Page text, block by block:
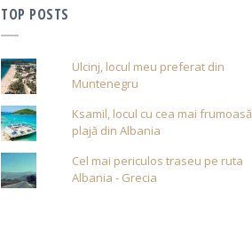
TOP POSTS
Ulcinj, locul meu preferat din
Muntenegru
Ksamil, locul cu cea mai frumoasă
plajă din Albania
Cel mai periculos traseu pe ruta
Albania - Grecia